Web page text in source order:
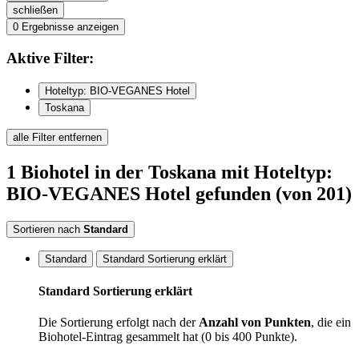
schließen
0 Ergebnisse anzeigen
Aktive Filter:
Hoteltyp: BIO-VEGANES Hotel
Toskana
alle Filter entfernen
1 Biohotel in der Toskana mit Hoteltyp:
BIO-VEGANES Hotel gefunden (von 201)
Sortieren nach Standard
Standard Standard Sortierung erklärt
Standard Sortierung erklärt
Die Sortierung erfolgt nach derAnzahl von Punkten, die ein
Biohotel-Eintrag gesammelt hat (0 bis 400 Punkte).